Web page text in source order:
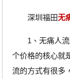
深圳福田无
1、无痛人流
个价格的核心就
流的方式有很多